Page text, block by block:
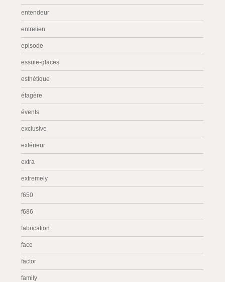
entendeur
entretien
episode
essuie-glaces
esthétique
étagère
évents
exclusive
extérieur
extra
extremely
f650
f686
fabrication
face
factor
family